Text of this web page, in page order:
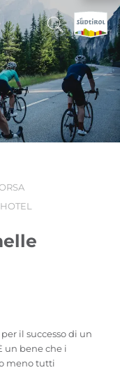
HOTEL
il successo di un
un bene che i
meno tutti